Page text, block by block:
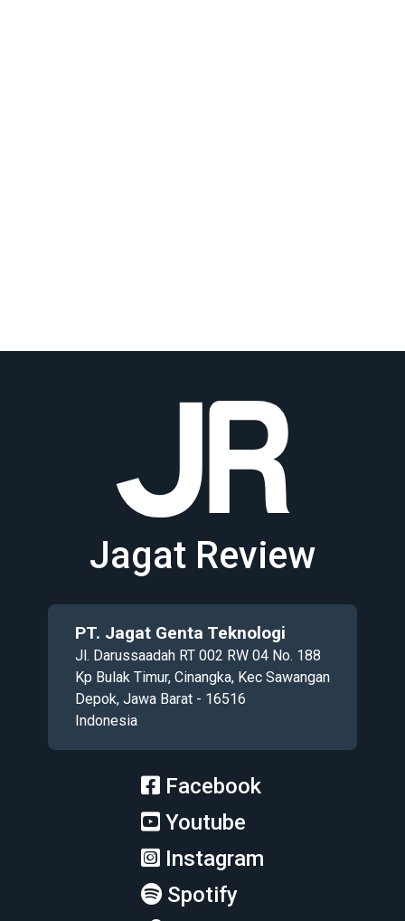
Jagat Review
PT. Jagat Genta Teknologi
Jl. Darussaadah RT 002 RW 04 No. 188
Kp Bulak Timur, Cinangka, Kec Sawangan
Depok, Jawa Barat - 16516
Indonesia
Facebook
Youtube
Instagram
Spotify